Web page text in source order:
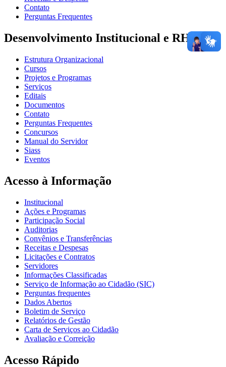
Contato
Perguntas Frequentes
Desenvolvimento Institucional e RH
Estrutura Organizacional
Cursos
Projetos e Programas
Serviços
Editais
Documentos
Contato
Perguntas Frequentes
Concursos
Manual do Servidor
Siass
Eventos
Acesso à Informação
Institucional
Ações e Programas
Participação Social
Auditorias
Convênios e Transferências
Receitas e Despesas
Licitações e Contratos
Servidores
Informações Classificadas
Serviço de Informação ao Cidadão (SIC)
Perguntas frequentes
Dados Abertos
Boletim de Serviço
Relatórios de Gestão
Carta de Serviços ao Cidadão
Avaliação e Correição
Acesso Rápido